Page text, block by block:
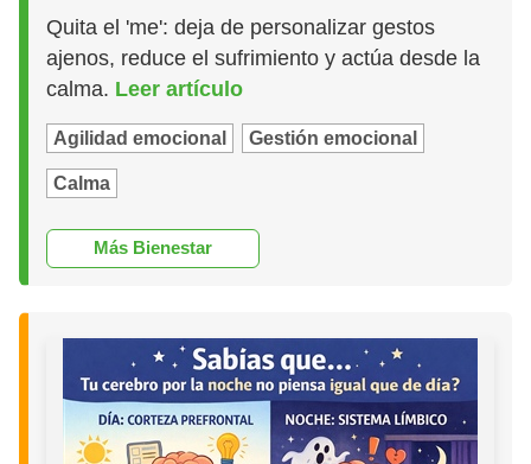
Quita el 'me': deja de personalizar gestos
ajenos, reduce el sufrimiento y actúa desde la
calma. Leer artículo
Agilidad emocional Gestión emocional
Calma
Más Bienestar